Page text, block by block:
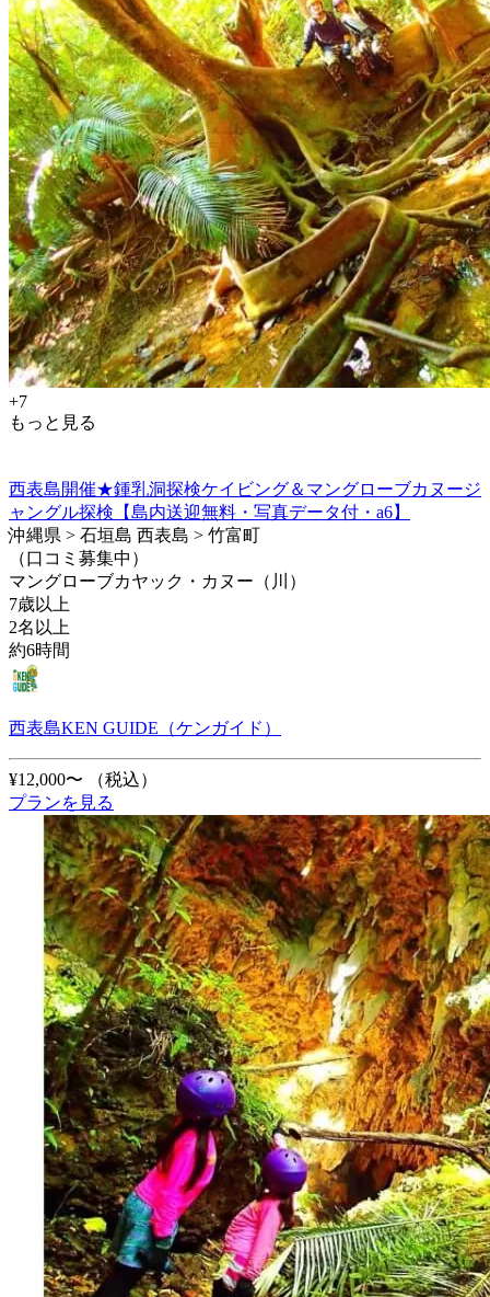
+7
もっと見る
西表島開催★鍾乳洞探検ケイビング＆マングローブカヌージ
ャングル探検【島内送迎無料・写真データ付・a6】
沖縄県 > 石垣島 西表島 > 竹富町
（口コミ募集中）
マングローブカヤック・カヌー（川）
7歳以上
2名以上
約6時間
西表島KEN GUIDE（ケンガイド）
¥12,000〜
（税込）
プランを見る